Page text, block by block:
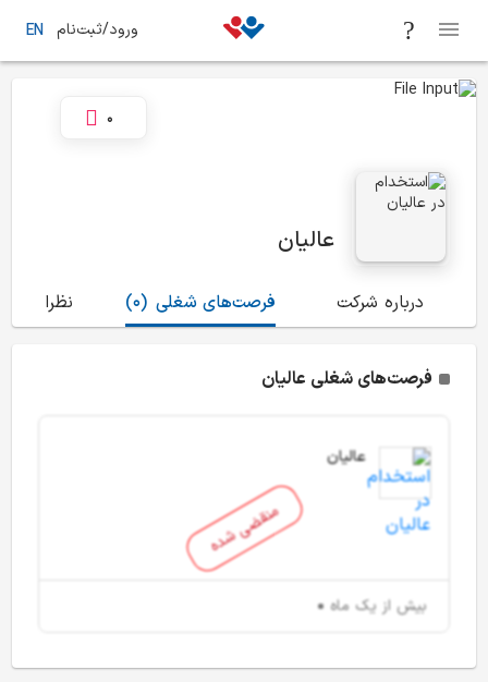
ورود/ثبت‌نام EN
عالیان
0
درباره شرکت (0) فرصت‌های شغلی نظرات
فرصت‌های شغلی عالیان
منقضی شده
عالیان
بیش از یک ماه